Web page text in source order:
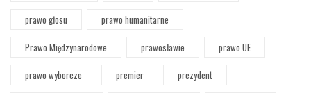
prawo głosu
prawo humanitarne
Prawo Międzynarodowe
prawosławie
prawo UE
prawo wyborcze
premier
prezydent